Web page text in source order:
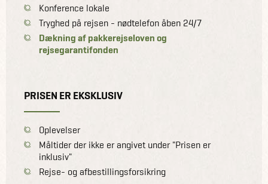
Konference lokale
Tryghed på rejsen - nødtelefon åben 24/7
Dækning af pakkerejseloven og
rejsegarantifonden
PRISEN ER EKSKLUSIV
Oplevelser
Måltider der ikke er angivet under "Prisen er
inklusiv"
Rejse- og afbestillingsforsikring